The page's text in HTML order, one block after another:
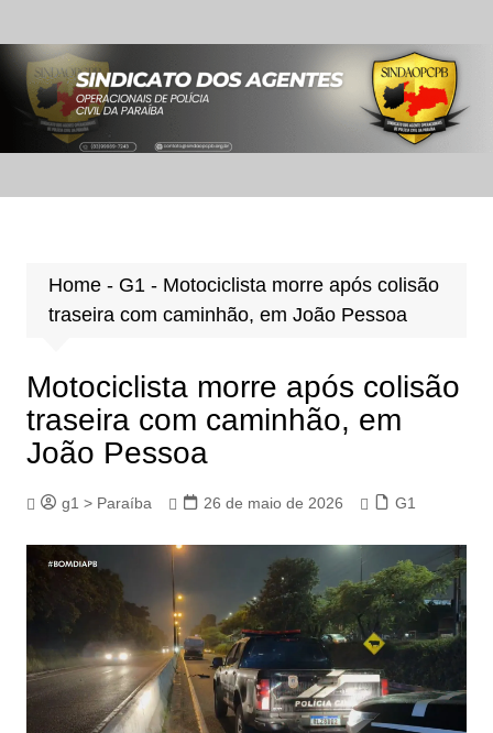
para
conteúdo
Home- G1 - Motociclista morre após colisão
traseira com caminhão, em João Pessoa
Motociclista morre após colisão
traseira com caminhão, em
João Pessoa
g1 > Paraíba 26 de maio de 2026 G1